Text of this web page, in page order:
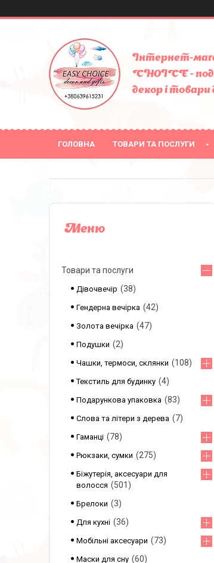
Інтернет-
CHOICE -
декор і товари
ГОЛОВНА ТОВАРИ ТА ПОСЛУГИ
Товари та послуги
Дівочвечір 38
Гендерна вечірка 42
Золота вечірка 47
Подушки 2
Чашки, термоси, склянки 108
Текстиль для будинку 4
Подарункова упаковка 83
Слова та літери з дерева 7
Гаманці 78
Рюкзаки, сумки 275
Біжутерія, аксесуари для
волосся
501
Брелоки 3
Для кухні 36
Мобільні аксесуари 73
Маски для сну 60